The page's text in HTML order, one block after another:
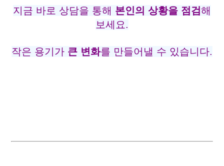
지금 바로 상담을 통해 본인의 상황을 점검해
보세요.
작은 용기가 큰 변화를 만들어낼 수 있습니다.